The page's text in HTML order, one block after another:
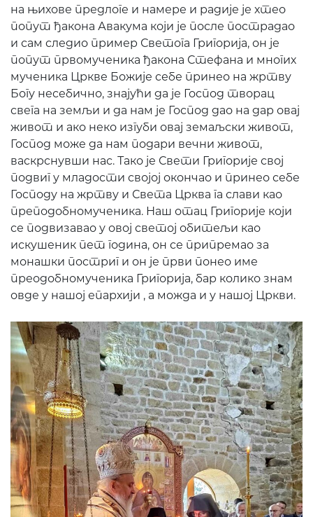
на њихове предлоге и намере и радије је хтео
попут ђакона Авакума који је после пострадао
и сам следио пример Светога Григорија, он је
попут првомученика ђакона Стефана и многих
мученика Цркве Божије себе принео на жртву
Богу несебично, знајући да је Господ творац
свега на земљи и да нам је Господ дао на дар овај
живот и ако неко изгуби овај земаљски живот,
Господ може да нам подари вечни живот,
васкрснувши нас. Тако је Свети Григорије свој
подвиг у младости својој окончао и принео себе
Господу на жртву и Света Црква га слави као
преподобномученика. Наш отац Григорије који
се подвизавао у овој светој обитељи као
искушеник пет година, он се припремао за
монашки постриг и он је први понео име
преодобномученика Григорија, бар колико знам
овде у нашој епархији , а можда и у нашој Цркви.